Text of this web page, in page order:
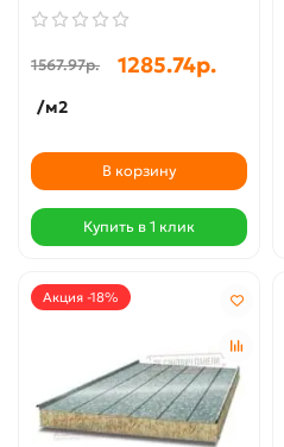
1567.97р. 1285.74р.
/м2
В корзину
Купить в 1 клик
Акция -18%